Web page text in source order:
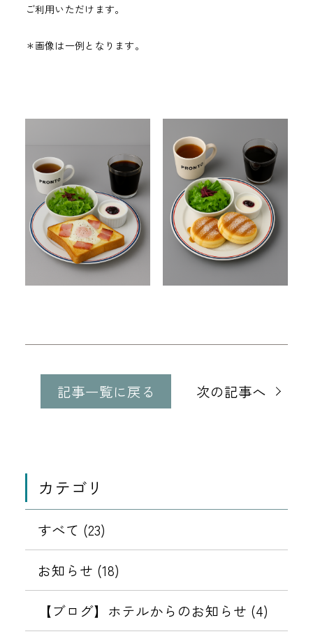
ご利用いただけます。
＊画像は一例となります。
動
記事一覧に戻る 次の記事へ
カテゴリ
すべて (23)
お知らせ (18)
【ブログ】ホテルからのお知らせ (4)